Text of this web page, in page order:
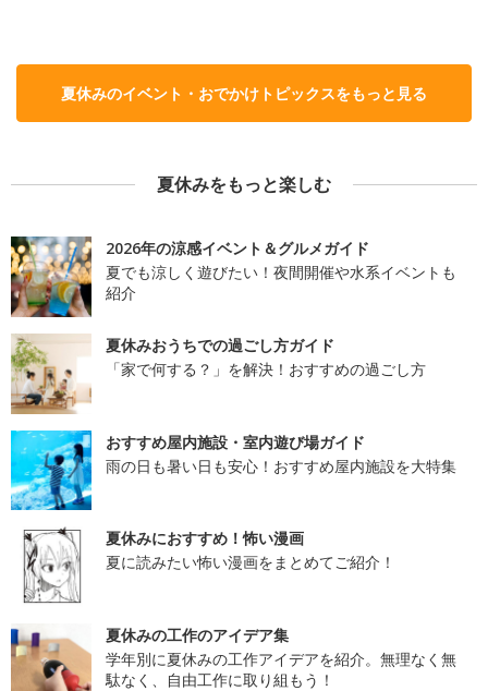
夏休みのイベント・おでかけトピックスをもっと見る
夏休みをもっと楽しむ
2026年の涼感イベント＆グルメガイド
夏でも涼しく遊びたい！夜間開催や水系イベントも
紹介
夏休みおうちでの過ごし方ガイド
「家で何する？」を解決！おすすめの過ごし方
おすすめ屋内施設・室内遊び場ガイド
雨の日も暑い日も安心！おすすめ屋内施設を大特集
夏休みにおすすめ！怖い漫画
夏に読みたい怖い漫画をまとめてご紹介！
夏休みの工作のアイデア集
学年別に夏休みの工作アイデアを紹介。無理なく無
駄なく、自由工作に取り組もう！